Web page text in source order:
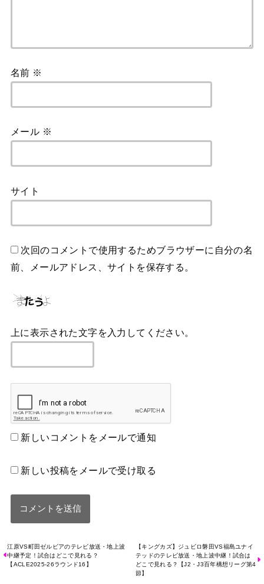
名前 ※
メール ※
サイト
次回のコメントで使用するためブラウザーに自分の名
前、メールアドレス、サイトを保存する。
上に表示された文字を入力してください。
新しいコメントをメールで通知
新しい投稿をメールで受け取る
江原VS町田ゼルビアのテレビ放送・地上波
中継予定！試合はどこで見れる？
【ACLE2025-26ラウンド16】
【キングカズ】ジュビロ磐田VS福島ユナイ
テッドのテレビ放送・地上波中継！試合は
どこで見れる？【J2・J3百年構想リーグ第4
節】